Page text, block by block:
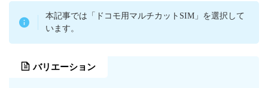
本記事では「ドコモ用マルチカットSIM」を選択して
います。
バリエーション